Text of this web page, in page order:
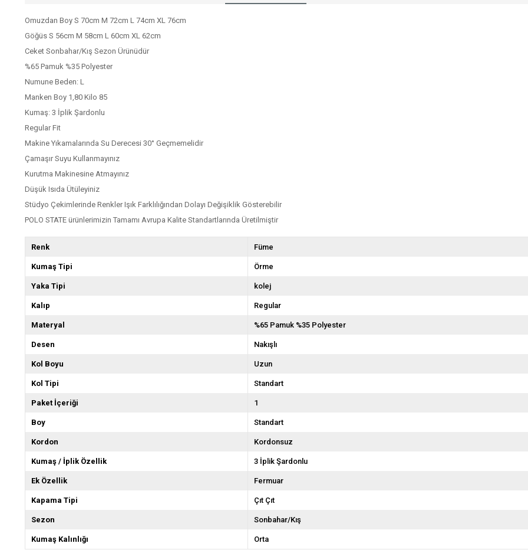
Omuzdan Boy S 70cm M 72cm L 74cm XL 76cm
Göğüs S 56cm M 58cm L 60cm XL 62cm
Ceket Sonbahar/Kış Sezon Ürünüdür
%65 Pamuk %35 Polyester
Numune Beden: L
Manken Boy 1,80 Kilo 85
Kumaş: 3 İplik Şardonlu
Regular Fit
Makine Yıkamalarında Su Derecesi 30° Geçmemelidir
Çamaşır Suyu Kullanmayınız
Kurutma Makinesine Atmayınız
Düşük Isıda Ütüleyiniz
Stüdyo Çekimlerinde Renkler Işık Farklılığından Dolayı Değişiklik Gösterebilir
POLO STATE ürünlerimizin Tamamı Avrupa Kalite Standartlarında Üretilmiştir
Renk Füme
Kumaş Tipi Örme
Yaka Tipi kolej
Kalıp Regular
Materyal %65 Pamuk %35 Polyester
Desen Nakışlı
Kol Boyu Uzun
Kol Tipi Standart
Paket İçeriği 1
Boy Standart
Kordon Kordonsuz
Kumaş / İplik Özellik 3 İplik Şardonlu
Ek Özellik Fermuar
Kapama Tipi Çıt Çıt
Sezon Sonbahar/Kış
Kumaş Kalınlığı Orta